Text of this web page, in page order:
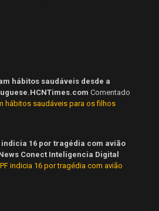
hábitos saudáveis desde a
Comentado
hábitos saudáveis para os filhos
indicia 16 por tragédia com avião
Conect Inteligencia Digital
PF indicia 16 por tragédia com avião